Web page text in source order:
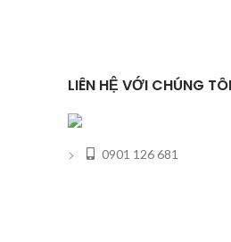
LIÊN HỆ VỚI CHÚNG TÔI
0901 126 681